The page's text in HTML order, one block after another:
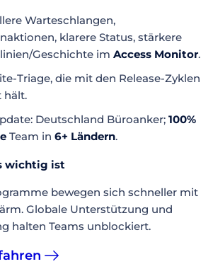
Warteschlangen,
klarere Status, stärkere
Geschichte im Access Monitor.
Triage, die mit den Release-Zyklen
hält.
Deutschland Büroanker; 100%
Team in 6+ Ländern.
wichtig ist
bewegen sich schneller mit
Globale Unterstützung und
halten Teams unblockiert.